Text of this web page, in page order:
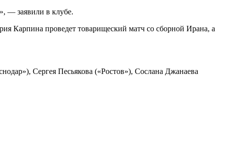
— заявили в клубе.
Карпина проведет товарищеский матч со сборной Ирана, а
Сергея Песьякова («Ростов»), Сослана Джанаева